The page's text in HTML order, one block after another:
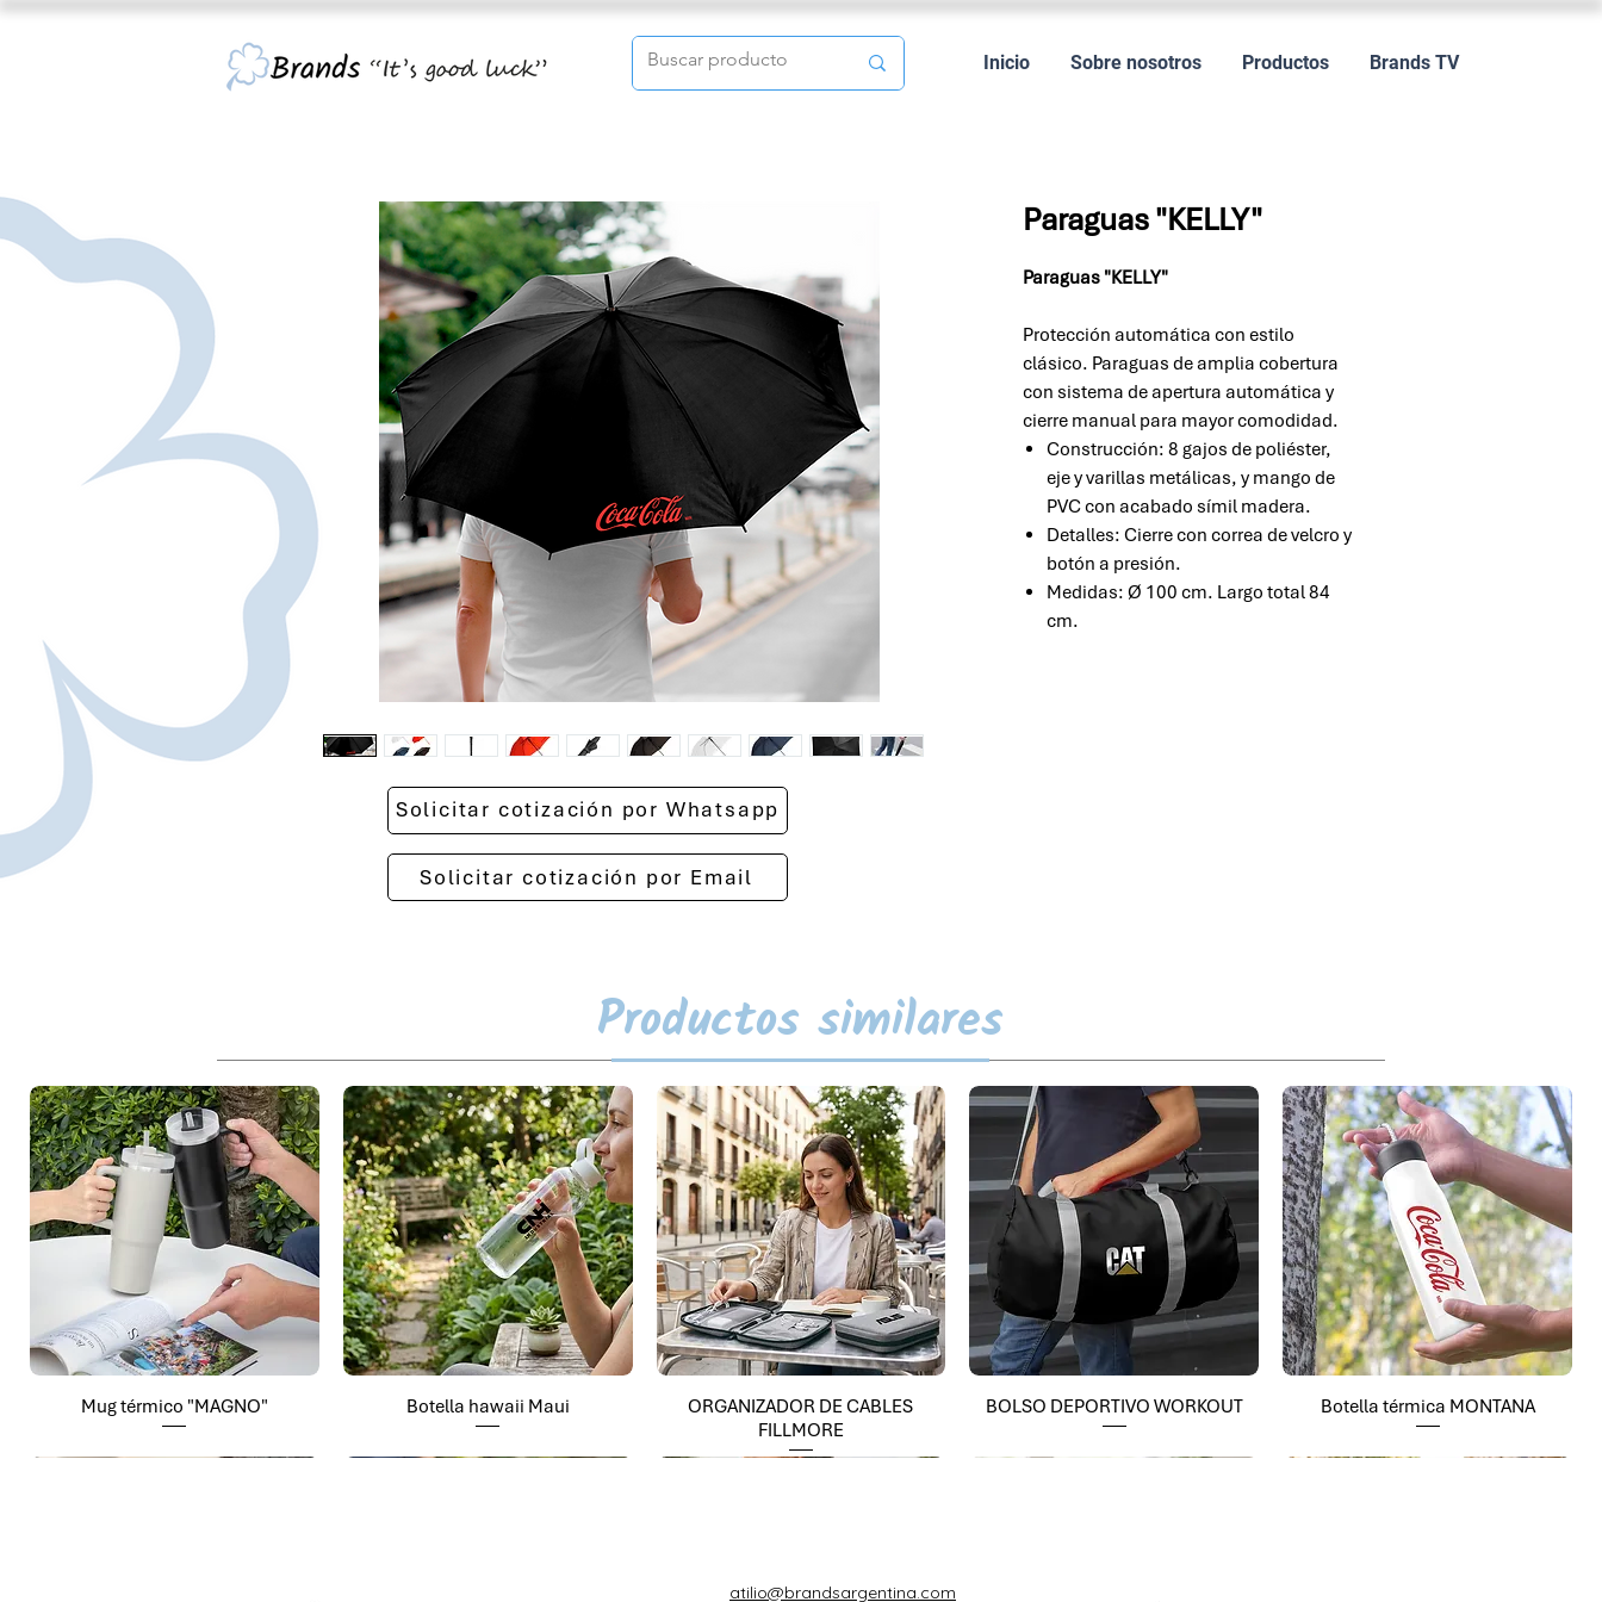
Inicio Sobre nosotros Productos Brands TV
Paraguas "KELLY"
Paraguas "KELLY"
Protección automática con estilo
clásico. Paraguas de amplia cobertura
con sistema de apertura automática y
cierre manual para mayor comodidad.
Construcción: 8 gajos de poliéster,
eje y varillas metálicas, y mango de
PVC con acabado símil madera.
Detalles: Cierre con correa de velcro y
botón a presión.
Medidas: Ø 100 cm. Largo total 84
cm.
Solicitar cotización por Whatsapp
Solicitar cotización por Email
Productos similares
Mug térmico "MAGNO" Botella hawaii Maui
ORGANIZADOR DE CABLES
FILLMORE
BOLSO DEPORTIVO WORKOUT Botella térmica MONTANA
atilio@brandsargentina.com